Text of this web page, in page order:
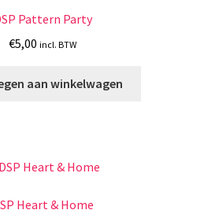
Pattern Party
€5,00 incl. BTW
aan winkelwagen
Heart & Home